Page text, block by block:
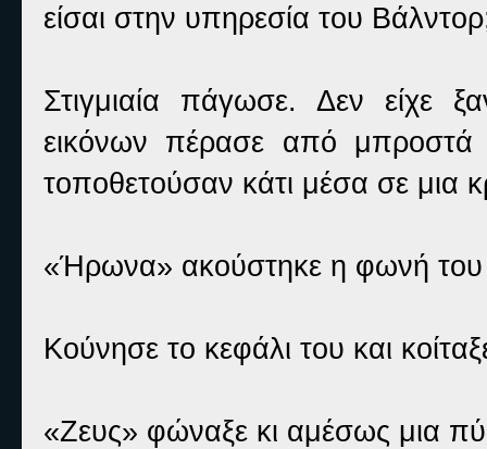
είσαι στην υπηρεσία του
Στιγμιαία πάγωσε. Δεν είχε
εικόνων πέρασε από μπροστά
τοποθετούσαν κάτι μέσα σε μια
«Ήρωνα» ακούστηκε η φωνή
Κούνησε το κεφάλι του και
«Ζευς» φώναξε κι αμέσως μια